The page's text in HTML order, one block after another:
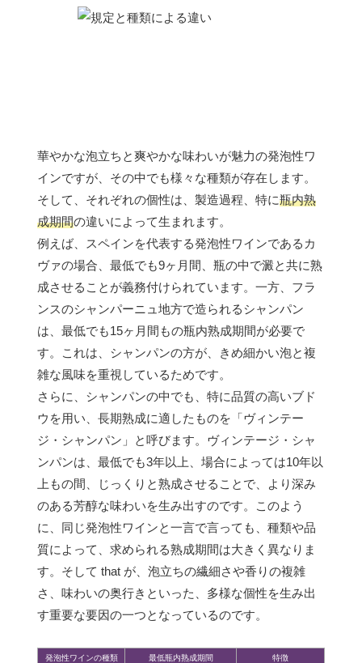
華やかな泡立ちと爽やかな味わいが魅力の発泡性ワ
インですが、その中でも様々な種類が存在します。
そして、それぞれの個性は、製造過程、特に瓶内熟
成期間の違いによって生まれます。
例えば、スペインを代表する発泡性ワインであるカ
ヴァの場合、最低でも9ヶ月間、瓶の中で澱と共に熟
成させることが義務付けられています。一方、フラ
ンスのシャンパーニュ地方で造られるシャンパン
は、最低でも15ヶ月間もの瓶内熟成期間が必要で
す。これは、シャンパンの方が、きめ細かい泡と複
雑な風味を重視しているためです。
さらに、シャンパンの中でも、特に品質の高いブド
ウを用い、長期熟成に適したものを「ヴィンテー
ジ・シャンパン」と呼びます。ヴィンテージ・シャ
ンパンは、最低でも3年以上、場合によっては10年以
上もの間、じっくりと熟成させることで、より深み
のある芳醇な味わいを生み出すのです。このよう
に、同じ発泡性ワインと一言で言っても、種類や品
質によって、求められる熟成期間は大きく異なりま
す。そして that が、泡立ちの繊細さや香りの複雑
さ、味わいの奥行きといった、多様な個性を生み出
す重要な要因の一つとなっているのです。
発泡性ワインの種類 最低瓶内熟成期間 特徴